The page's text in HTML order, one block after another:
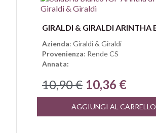
Anteprima
Azienda: Giraldi & Giraldi
Provenienza: Rende CS
Annata:
10,90 € 10,36 €
AGGIUNGI AL CARRELLO